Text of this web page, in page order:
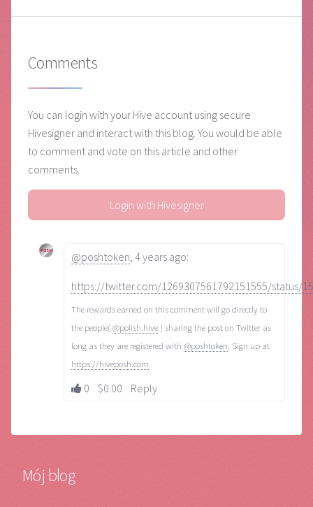
Comments
You can login with your Hive account using secure
Hivesigner and interact with this blog. You would be able
to comment and vote on this article and other
comments.
Login with Hivesigner
@poshtoken 4 years ago:
https://twitter.com/1269307561792151555/status/
The rewards earned on this comment will go directly to
the people( @polish.hive ) sharing the post on Twitter as
long as they are registered with @poshtoken . Sign up at
https://hiveposh.com
0 $0.00 Reply
Mój blog